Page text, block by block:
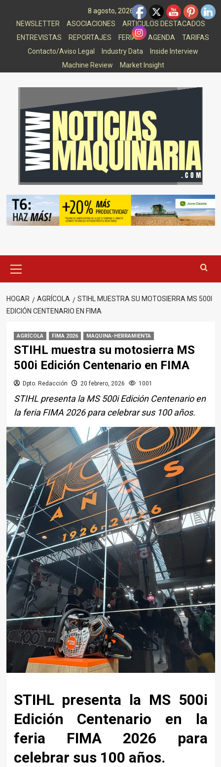
8 agosto, 2026
NEWSLETTER
ASOCIACIONES
ARTICULOS DESTACADOS
ENTREVISTAS
REPORTAJES FERIAS AGENDA
TARIFAS
Contacto/Aviso Legal
Industry Data
Inside Interview
Machine Review
Market Insight
principal
HOGAR AGRÍCOLA
STIHL MUESTRA SU MOTOSIERRA MS 500I
EDICIÓN CENTENARIO EN FIMA
AGRÍCOLA FIMA 2026 MAQUINA-HERRAMIENTA
STIHL muestra su motosierra MS
500i Edición Centenario en FIMA
Dpto. Redacción 20 febrero, 2026 1001
STIHL presenta la MS 500i Edición Centenario en
la feria FIMA 2026 para celebrar sus 100 años.
STIHLpresenta la MS 500i
Edición Centenario en la
feria FIMA 2026 para
celebrar sus 100 años.